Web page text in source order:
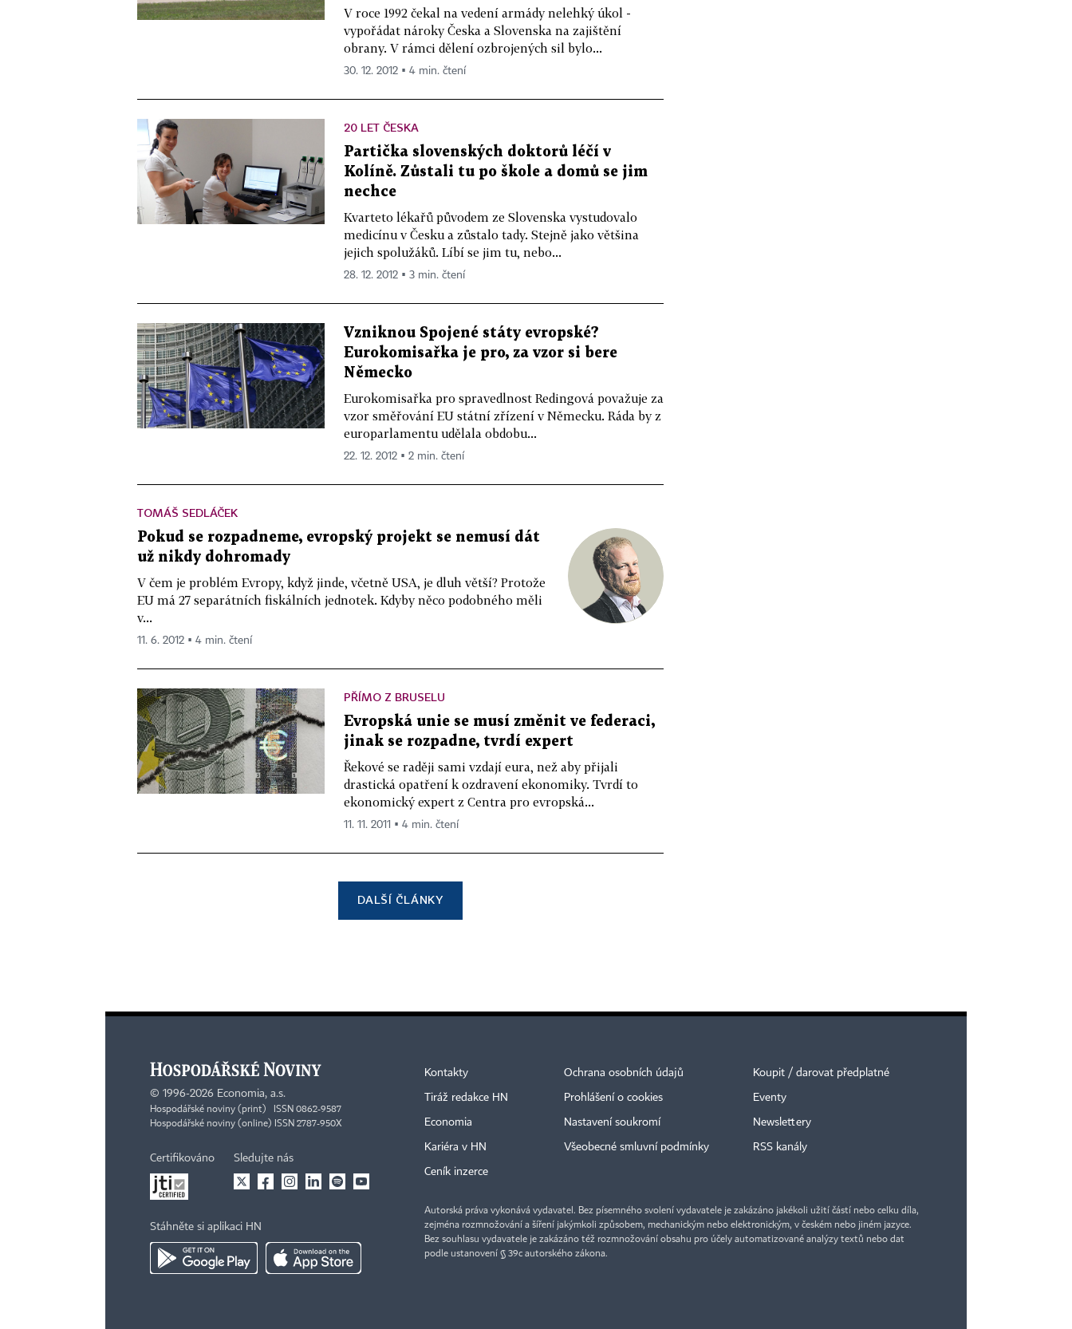
V roce 1992 čekal na vedení armády nelehký úkol -
vypořádat nároky Česka a Slovenska na zajištění
obrany. V rámci dělení ozbrojených sil bylo...
30. 12. 2012 ▪ 4 min. čtení
20 LET ČESKA
Partička slovenských doktorů léčí v
Kolíně. Zůstali tu po škole a domů se jim
nechce
Kvarteto lékařů původem ze Slovenska vystudovalo
medicínu v Česku a zůstalo tady. Stejně jako většina
jejich spolužáků. Líbí se jim tu, nebo...
28. 12. 2012 ▪ 3 min. čtení
Vzniknou Spojené státy evropské?
Eurokomisařka je pro, za vzor si bere
Německo
Eurokomisařka pro spravedlnost Redingová považuje za
vzor směřování EU státní zřízení v Německu. Ráda by z
europarlamentu udělala obdobu...
22. 12. 2012 ▪ 2 min. čtení
TOMÁŠ SEDLÁČEK
Pokud se rozpadneme, evropský projekt se nemusí dát
už nikdy dohromady
V čem je problém Evropy, když jinde, včetně USA, je dluh větší? Protože
EU má 27 separátních fiskálních jednotek. Kdyby něco podobného měli
v...
11. 6. 2012 ▪ 4 min. čtení
PŘÍMO Z BRUSELU
Evropská unie se musí změnit ve federaci,
jinak se rozpadne, tvrdí expert
Řekové se raději sami vzdají eura, než aby přijali
drastická opatření k ozdravení ekonomiky. Tvrdí to
ekonomický expert z Centra pro evropská...
11. 11. 2011 ▪ 4 min. čtení
DALŠÍ ČLÁNKY
© 1996-2026 Economia, a.s.
Hospodářské noviny (print) ISSN 0862-9587
Hospodářské noviny (online) ISSN 2787-950X
Certifikováno Sledujte nás
Stáhněte si aplikaci HN
Kontakty
Tiráž redakce HN
Economia
Kariéra v HN
Ceník inzerce
Ochrana osobních údajů
Prohlášení o cookies
Nastavení soukromí
Všeobecné smluvní podmínky
Koupit / darovat předplatné
Eventy
Newslettery
RSS kanály
Autorská práva vykonává vydavatel. Bez písemného svolení vydavatele je zakázáno jakékoli užití částí nebo celku díla,
zejména rozmnožování a šíření jakýmkoli způsobem, mechanickým nebo elektronickým, v českém nebo jiném jazyce.
Bez souhlasu vydavatele je zakázáno též rozmnožování obsahu pro účely automatizované analýzy textů nebo dat
podle ustanovení § 39c autorského zákona.